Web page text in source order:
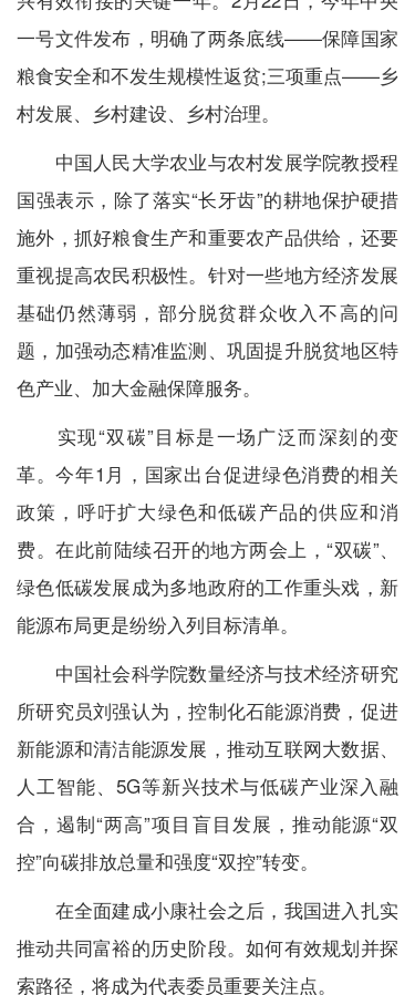
一号文件发布，明确了两条底线——保障国家
粮食安全和不发生规模性返贫;三项重点——乡
村发展、乡村建设、乡村治理。
中国人民大学农业与农村发展学院教授程
国强表示，除了落实“长牙齿”的耕地保护硬措
施外，抓好粮食生产和重要农产品供给，还要
重视提高农民积极性。针对一些地方经济发展
基础仍然薄弱，部分脱贫群众收入不高的问
题，加强动态精准监测、巩固提升脱贫地区特
色产业、加大金融保障服务。
实现“双碳”目标是一场广泛而深刻的变
革。今年1月，国家出台促进绿色消费的相关
政策，呼吁扩大绿色和低碳产品的供应和消
费。在此前陆续召开的地方两会上，“双碳”、
绿色低碳发展成为多地政府的工作重头戏，新
能源布局更是纷纷入列目标清单。
中国社会科学院数量经济与技术经济研究
所研究员刘强认为，控制化石能源消费，促进
新能源和清洁能源发展，推动互联网大数据、
人工智能、5G等新兴技术与低碳产业深入融
合，遏制“两高”项目盲目发展，推动能源“双
控”向碳排放总量和强度“双控”转变。
在全面建成小康社会之后，我国进入扎实
推动共同富裕的历史阶段。如何有效规划并探
索路径，将成为代表委员重要关注点。